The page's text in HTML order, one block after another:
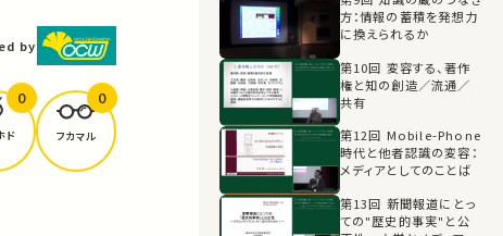
by
ド
0
フカマル
0
方：情報の蓄積を発想力
に換えられるか
第10回 変容する、著作
権と知の創造／流通／
共有
第12回 Mobile-Phone
時代と他者認識の変容：
メディアとしてのことば
第13回 新聞報道にとっ
ての"歴史的事実"と公